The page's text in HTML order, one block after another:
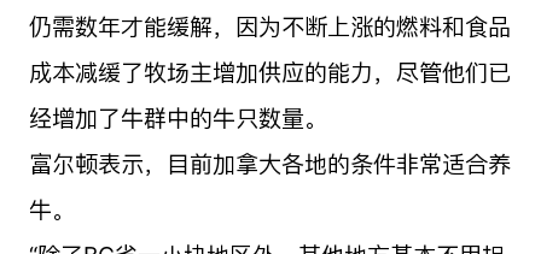
仍需数年才能缓解，因为不断上涨的燃料和食品
成本减缓了牧场主增加供应的能力，尽管他们已
经增加了牛群中的牛只数量。
富尔顿表示，目前加拿大各地的条件非常适合养
牛。